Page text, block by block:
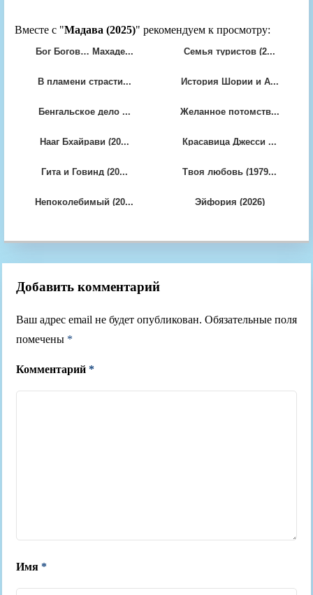
Вместе с "Мадава (2025)" рекомендуем к просмотру:
Бог Богов… Махаде... Семья туристов (2...
В пламени страсти... История Шории и А...
Бенгальское дело ... Желанное потомств...
Нааг Бхайрави (20... Красавица Джесси ...
Гита и Говинд (20... Твоя любовь (1979...
Непоколебимый (20... Эйфория (2026)
Добавить комментарий
Ваш адрес email не будет опубликован. Обязательные поля
помечены *
Комментарий *
Имя *